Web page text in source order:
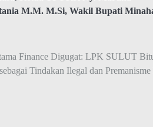
M.M. M.Si, Wakil Bupati
Finance Digugat: LPK SULUT
Tindakan Ilegal dan